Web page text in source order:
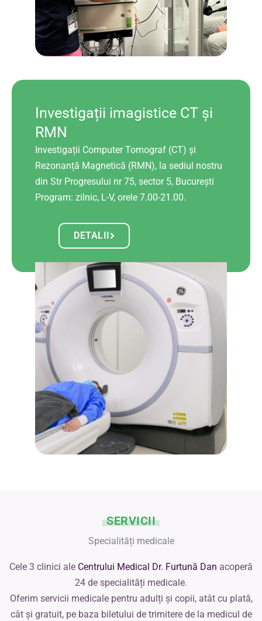
Investigații imagistice CT și
RMN
Investigații Computer Tomograf (CT) și
Rezonanță Magnetică (RMN), la sediul nostru
din Str Progresului nr 75, sector 5, București
Program: zilnic, L-V, orele 7.00-21.00.
DETALII
SERVICII
Specialități medicale
Cele 3 clinici ale Centrului Medical Dr. Furtună Dan acoperă
24 de specialități medicale.
Oferim servicii medicale pentru adulți și copii, atât cu plată,
cât și gratuit, pe baza biletului de trimitere de la medicul de